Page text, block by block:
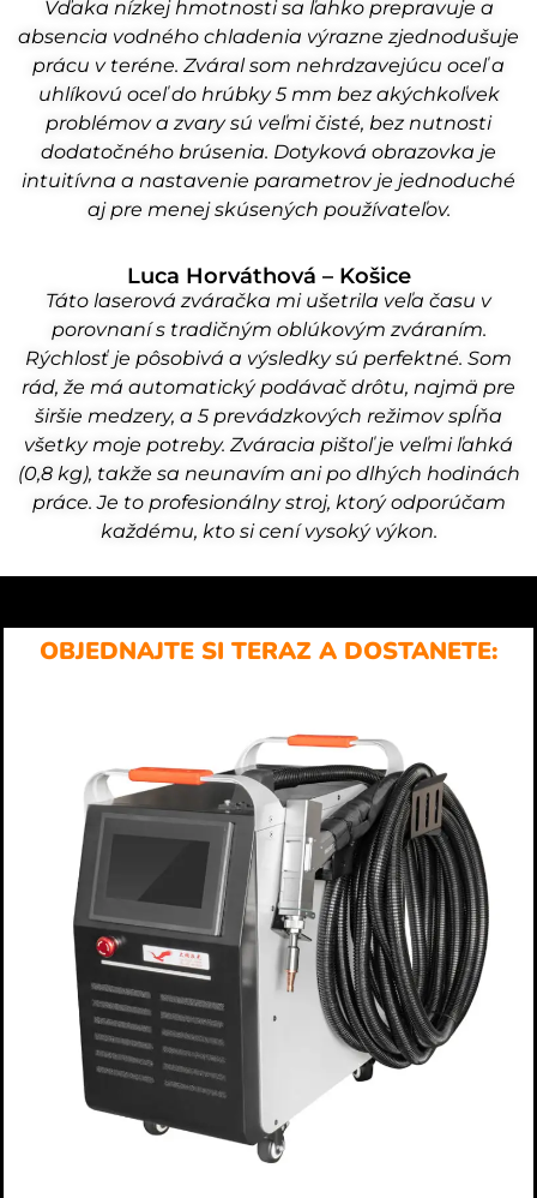
Vďaka nízkej hmotnosti sa ľahko prepravuje a
absencia vodného chladenia výrazne zjednodušuje
prácu v teréne. Zváral som nehrdzavejúcu oceľ a
uhlíkovú oceľ do hrúbky 5 mm bez akýchkoľvek
problémov a zvary sú veľmi čisté, bez nutnosti
dodatočného brúsenia. Dotyková obrazovka je
intuitívna a nastavenie parametrov je jednoduché
aj pre menej skúsených používateľov.
Luca Horváthová – Košice
Táto laserová zváračka mi ušetrila veľa času v
porovnaní s tradičným oblúkovým zváraním.
Rýchlosť je pôsobivá a výsledky sú perfektné. Som
rád, že má automatický podávač drôtu, najmä pre
širšie medzery, a 5 prevádzkových režimov spĺňa
všetky moje potreby. Zváracia pištoľ je veľmi ľahká
(0,8 kg), takže sa neunavím ani po dlhých hodinách
práce. Je to profesionálny stroj, ktorý odporúčam
každému, kto si cení vysoký výkon.
OBJEDNAJTE SI TERAZ A DOSTANETE: